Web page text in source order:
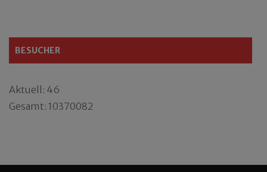
BESUCHER
Aktuell: 46
Gesamt: 10370082